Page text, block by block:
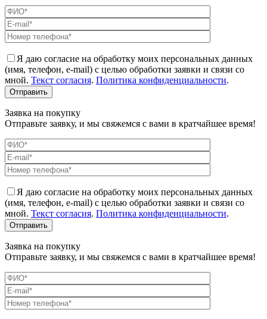
Я даю согласие на обработку моих персональных данных
(имя, телефон, e-mail) с целью обработки заявки и связи со
мной. Текст согласия. Политика конфиденциальности.
Заявка на покупку
Отправьте заявку, и мы свяжемся с вами в кратчайшее время!
Я даю согласие на обработку моих персональных данных
(имя, телефон, e-mail) с целью обработки заявки и связи со
мной. Текст согласия. Политика конфиденциальности.
Заявка на покупку
Отправьте заявку, и мы свяжемся с вами в кратчайшее время!